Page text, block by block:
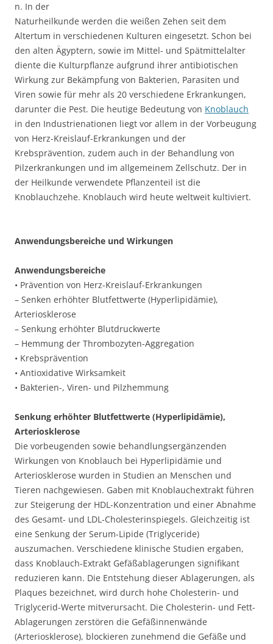
n. In der
Naturheilkunde werden die weißen Zehen seit dem
Altertum in verschiedenen Kulturen eingesetzt. Schon bei
den alten Ägyptern, sowie im Mittel- und Spätmittelalter
diente die Kulturpflanze aufgrund ihrer antibiotischen
Wirkung zur Bekämpfung von Bakterien, Parasiten und
Viren sowie für mehr als 20 verschiedene Erkrankungen,
darunter die Pest. Die heutige Bedeutung von Knoblauch
in den Industrienationen liegt vor allem in der Vorbeugung
von Herz-Kreislauf-Erkrankungen und der
Krebsprävention, zudem auch in der Behandlung von
Pilzerkrankungen und im allgemeinem Zellschutz. Der in
der Heilkunde verwendete Pflanzenteil ist die
Knoblauchzehe. Knoblauch wird heute weltweit kultiviert.
Anwendungsbereiche und Wirkungen
Anwendungsbereiche
• Prävention von Herz-Kreislauf-Erkrankungen
– Senken erhöhter Blutfettwerte (Hyperlipidämie),
Arteriosklerose
– Senkung erhöhter Blutdruckwerte
– Hemmung der Thrombozyten-Aggregation
• Krebsprävention
• Antioxidative Wirksamkeit
• Bakterien-, Viren- und Pilzhemmung
Senkung erhöhter Blutfettwerte (Hyperlipidämie),
Arteriosklerose
Die vorbeugenden sowie behandlungsergänzenden
Wirkungen von Knoblauch bei Hyperlipidämie und
Arteriosklerose wurden in Studien an Menschen und
Tieren nachgewiesen. Gaben mit Knoblauchextrakt führen
zur Steigerung der HDL-Konzentration und einer Abnahme
des Gesamt- und LDL-Cholesterinspiegels. Gleichzeitig ist
eine Senkung der Serum-Lipide (Triglyceride)
auszumachen. Verschiedene klinische Studien ergaben,
dass Knoblauch-Extrakt Gefäßablagerungen signifikant
reduzieren kann. Die Entstehung dieser Ablagerungen, als
Plaques bezeichnet, wird durch hohe Cholesterin- und
Triglycerid-Werte mitverursacht. Die Cholesterin- und Fett-
Ablagerungen zerstören die Gefäßinnenwände
(Arteriosklerose), blockieren zunehmend die Gefäße und